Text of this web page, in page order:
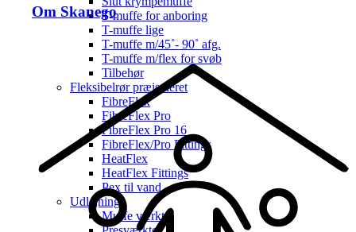
Om SkanegoT-muffe for anboring
T-muffe lige
T-muffe m/45˚- 90˚ afg.
T-muffe m/flex for svøb
Tilbehør
Fleksibelrør præisoleret
FibreFlex
FibreFlex Pro
FibreFlex Pro 16
FibreFlex/Pro Fittings
HeatFlex
HeatFlex Fittings
Pex til vand
Udlejning
Muffe værktøj